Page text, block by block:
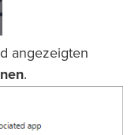
angezeigten
.